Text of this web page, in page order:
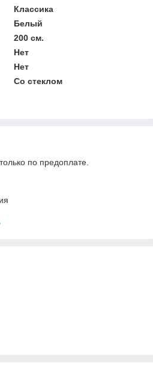
Классика
Белый
200 см.
Нет
Нет
Со стеклом
по предоплате.